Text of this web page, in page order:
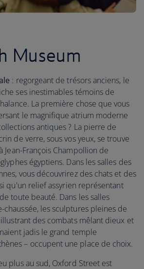
Museum
: regorgeant de trésors anciens, le
ses inestimables témoins de
La première chose que vous
le magnifique atrium moderne
antiques ? La pierre de
de verre, sous vos yeux, se trouve
François Champollion de
égyptiens. Dans les salles des
vous découvrirez des chats et des
qu'un relief assyrien représentant
toute beauté. Dans les salles
chaussée, les sculptures pleines de
des combats mêlant dieux et
jadis le grand temple
– occupent une place de choix.
plus au sud, Oxford Street est